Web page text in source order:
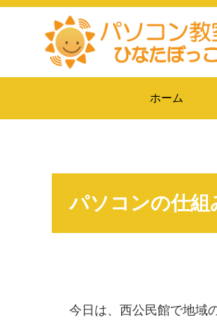
ホーム
パソコンの仕組
今日は、西公民館で地域